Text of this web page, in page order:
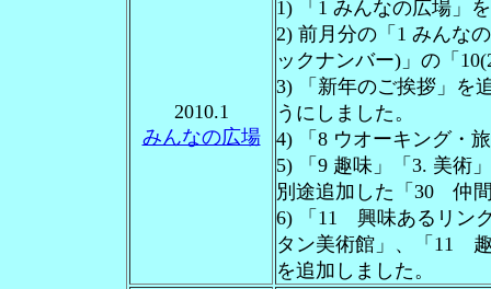
2010.1
みんなの広場
1) 「1 みんなの広場」
2) 前月分の「1 みんな
ックナンバー)」の「
3) 「新年のご挨拶」を
うにしました。
4) 「8 ウオーキング・
5) 「9 趣味」「3. 美術
別途追加した「30 仲
6) 「11 興味あるリン
タン美術館」、「11
を追加しました。